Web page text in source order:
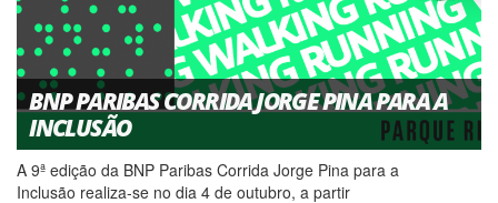
BNP PARIBAS CORRIDA JORGE PINA PARA A
INCLUSÃO
A 9ª edição da BNP Paribas Corrida Jorge Pina para a
Inclusão realiza-se no dia 4 de outubro, a partir